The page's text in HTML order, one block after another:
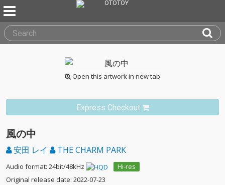
Open this artwork in new tab
Express Checkout
風の中
安田 レイ THE CHARM PARK
Audio format: 24bit/48kHz
Hi-res
Original release date: 2022-07-23